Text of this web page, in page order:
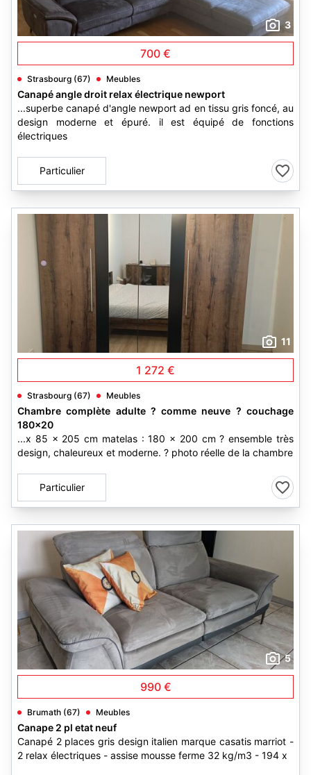
3
700 €
Strasbourg (67) Meubles
Canapé angle droit relax électrique newport
...superbe canapé d'angle newport ad en tissu gris foncé, au
design moderne et épuré. il est équipé de fonctions
électriques
Particulier
11
1 272 €
Strasbourg (67) Meubles
Chambre complète adulte ? comme neuve ? couchage
180x20
...x 85 x 205 cm matelas : 180 x 200 cm ? ensemble très
design, chaleureux et moderne. ? photo réelle de la chambre
Particulier
5
990 €
Brumath (67) Meubles
Canape 2 pl etat neuf
Canapé 2 places gris design italien marque casatis marriot -
2 relax électriques - assise mousse ferme 32 kg/m3 - 194 x